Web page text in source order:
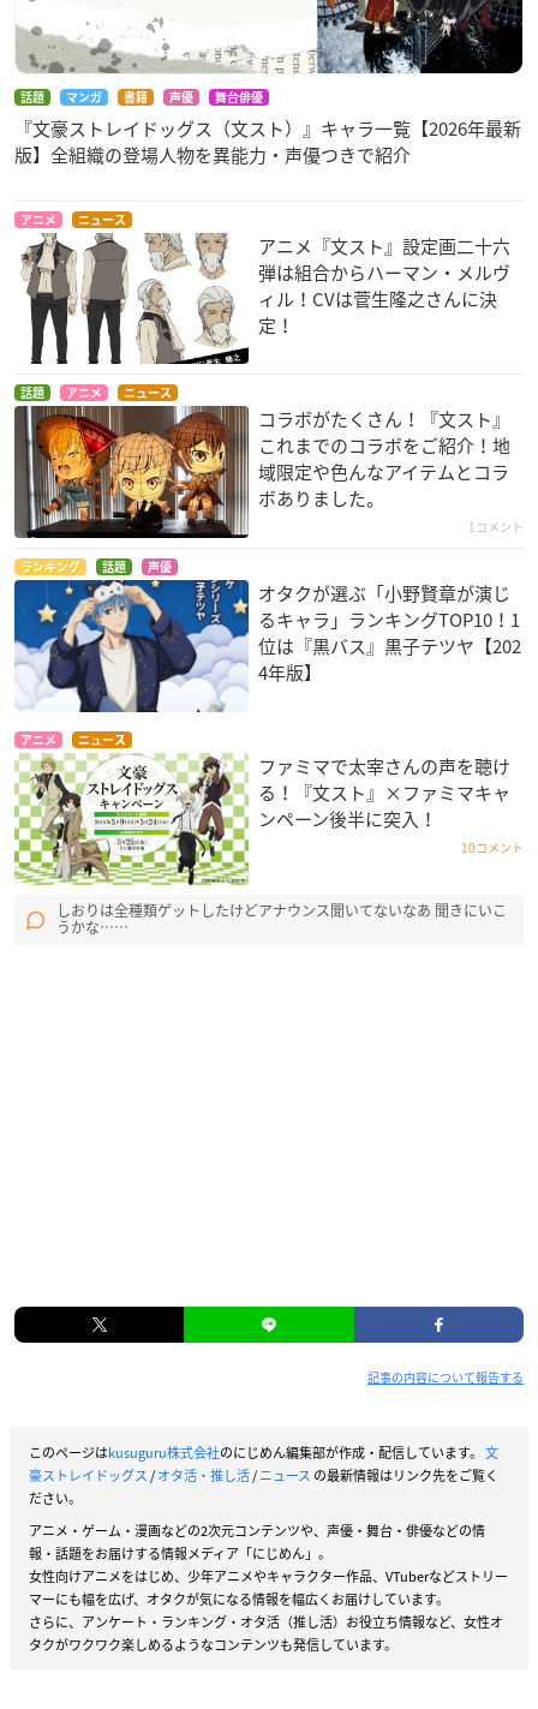
話題 マンガ 書籍 声優 舞台俳優
『文豪ストレイドッグス（文スト）』キャラ一覧【2026年最新
版】全組織の登場人物を異能力・声優つきで紹介
アニメ ニュース
アニメ『文スト』設定画二十六
弾は組合からハーマン・メルヴ
ィル！CVは菅生隆之さんに決
定！
話題 アニメ ニュース
コラボがたくさん！『文スト』
これまでのコラボをご紹介！地
域限定や色んなアイテムとコラ
ボありました。
1コメント
ランキング 話題 声優
オタクが選ぶ「小野賢章が演じ
るキャラ」ランキングTOP10！1
位は『黒バス』黒子テツヤ【202
4年版】
アニメ ニュース
ファミマで太宰さんの声を聴け
る！『文スト』×ファミマキャ
ンペーン後半に突入！
10コメント
しおりは全種類ゲットしたけどアナウンス聞いてないなあ 聞きにいこ
うかな……
記事の内容について報告する
このページはkusuguru株式会社のにじめん編集部が作成・配信しています。 文
豪ストレイドッグス/オタ活・推し活/ニュース の最新情報はリンク先をご覧く
ださい。
アニメ・ゲーム・漫画などの2次元コンテンツや、声優・舞台・俳優などの情
報・話題をお届けする情報メディア「にじめん」。
女性向けアニメをはじめ、少年アニメやキャラクター作品、VTuberなどストリー
マーにも幅を広げ、オタクが気になる情報を幅広くお届けしています。
さらに、アンケート・ランキング・オタ活（推し活）お役立ち情報など、女性オ
タクがワクワク楽しめるようなコンテンツも発信しています。